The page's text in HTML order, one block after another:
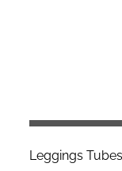
Leggings